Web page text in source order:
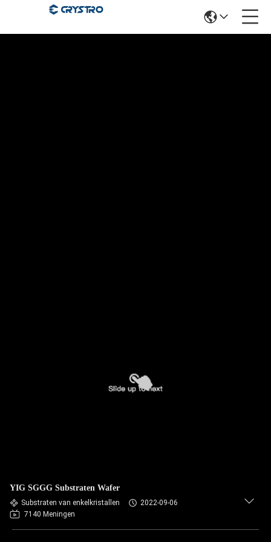
YIG SGGG Substraten Wafer
Substraten van enkelkristallen
2022-09-06
7140 Meningen